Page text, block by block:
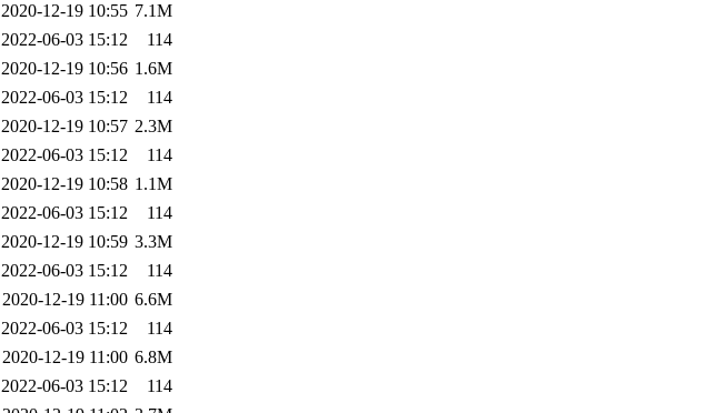
2020-12-19 10:55 7.1M
2022-06-03 15:12
114
2020-12-19 10:56 1.6M
2022-06-03 15:12
114
2020-12-19 10:57 2.3M
2022-06-03 15:12
114
2020-12-19 10:58 1.1M
2022-06-03 15:12
114
2020-12-19 10:59 3.3M
2022-06-03 15:12
114
2020-12-19 11:00 6.6M
2022-06-03 15:12
114
2020-12-19 11:00 6.8M
2022-06-03 15:12
114